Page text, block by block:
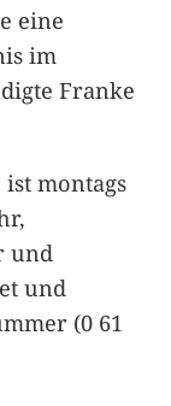
eine
im
Franke
montags
und
und
(0 61